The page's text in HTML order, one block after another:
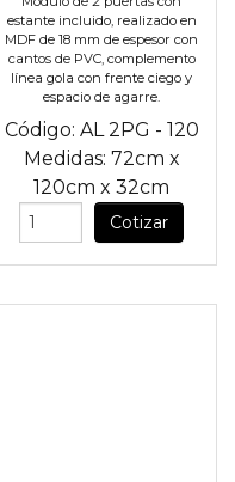
estante incluido, realizado en
MDF de 18 mm de espesor con
cantos de PVC, complemento
línea gola con frente ciego y
espacio de agarre.
Código: AL 2PG - 120
Medidas: 72cm x
120cm x 32cm
Cotizar